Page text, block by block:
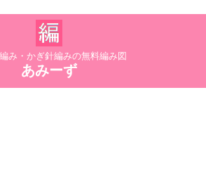
み・かぎ針編みの無料編み図
あみーず